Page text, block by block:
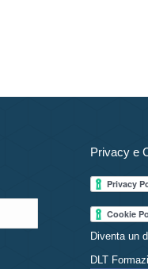
Privacy e
Diventa un
DLT